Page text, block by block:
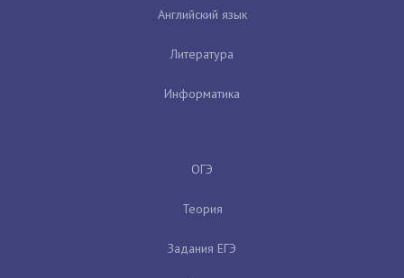
Английский язык
Литература
Информатика
ОГЭ
Теория
Задания ЕГЭ